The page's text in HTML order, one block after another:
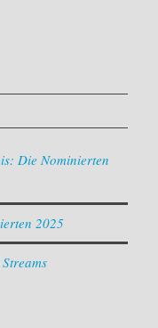
Die Nominierten
2025